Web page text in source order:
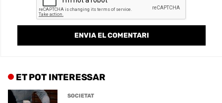
ET POT INTERESSAR
SOCIETAT